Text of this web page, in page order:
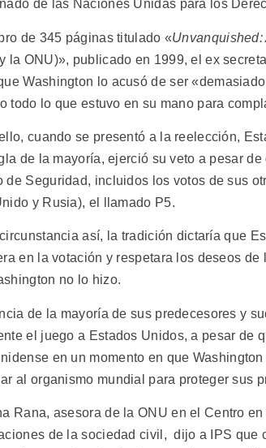
de las Naciones Unidas para los
de 345 páginas titulado «Unvanquished:
la ONU)», publicado en 1999, el ex
Washington lo acusó de ser
todo lo que estuvo en su mano para
cuando se presentó a la reelección,
de la mayoría, ejerció su veto a pesar
de Seguridad, incluidos los votos de sus
y Rusia), el llamado P5.
así, la tradición dictaría que
en la votación y respetara los deseos
no lo hizo.
de la mayoría de sus predecesores y
el juego a Estados Unidos, a pesar de
en un momento en que
al organismo mundial para proteger sus
Rana, asesora de la ONU en el Centro
de la sociedad civil, dijo a IPS que